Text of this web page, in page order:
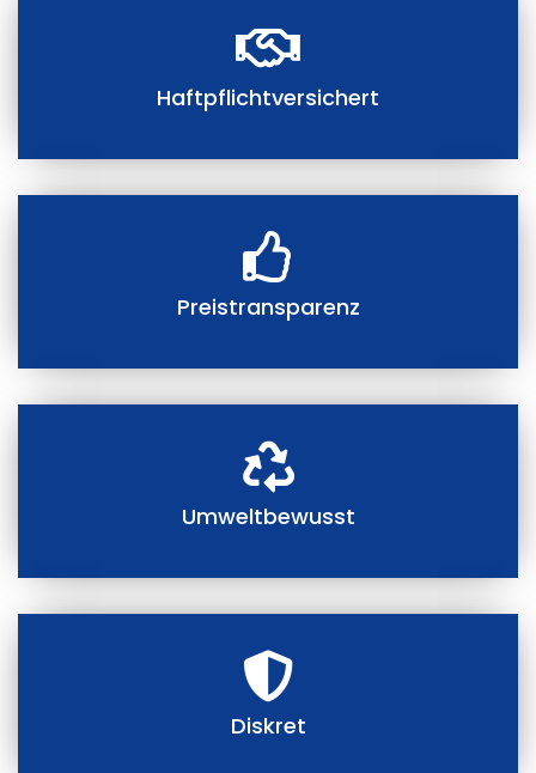
Haftpflichtversichert
Preistransparenz
Umweltbewusst
Diskret